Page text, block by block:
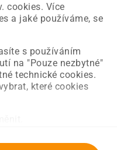
cookies. Více
a jaké používáme, se
s používáním
na "Pouze nezbytné"
technické cookies.
které cookies
a už ji opravujeme.
stránku.
Úvodní strana